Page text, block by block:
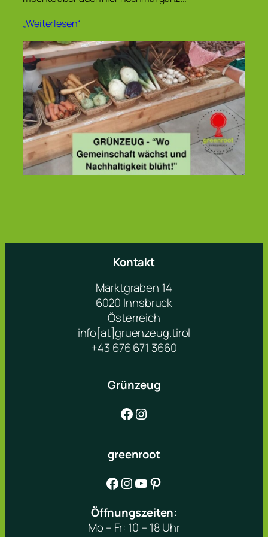
„Weiterlesen“
Kontakt
Marktgraben 14
6020 Innsbruck
Österreich
info[at]gruenzeug.tirol
+43 676 671 3660
Grünzeug
Facebook Instagram
greenroot
Facebook Instagram YouTube Pinterest
Öffnungszeiten:
Mo – Fr: 10 – 18 Uhr